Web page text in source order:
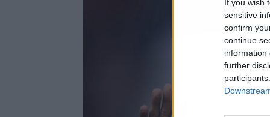
If you wish
sensitive
confirm
continue
information
further